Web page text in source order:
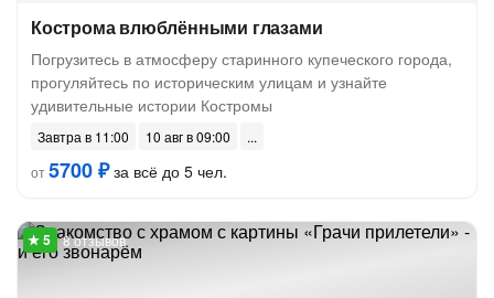
Кострома влюблёнными глазами
Погрузитесь в атмосферу старинного купеческого города,
прогуляйтесь по историческим улицам и узнайте
удивительные истории Костромы
Завтра в 11:00
10 авг в 09:00
от5700 ₽за всё до 5 чел.
8 отзывов